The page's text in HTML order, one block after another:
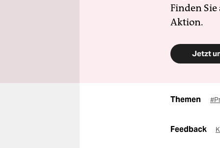
Finden
Aktion.
Jetzt
Themen
Feedback